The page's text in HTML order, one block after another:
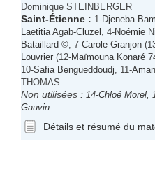
Dominique STEINBERGER
Saint-Étienne : 1-Djeneba
Laetitia Agab-Cluzel
, 4-Noémie
Bataillard ©, 7-Carole Granjon
Louvrier (12-Maïmouna Konaré
10-Safia Bengueddoudj , 11-
THOMAS
Non utilisées : 14-Chloé Morel ,
Gauvin
Détails et résumé du